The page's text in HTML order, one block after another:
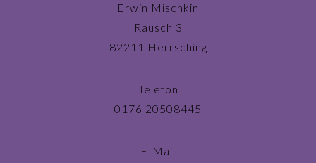
Erwin Mischkin
Rausch 3
82211 Herrsching
Telefon
0176 20508445
E-Mail